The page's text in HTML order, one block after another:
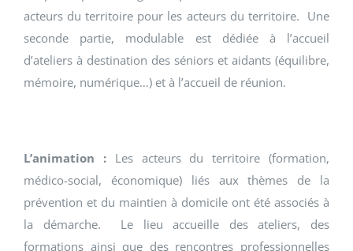
acteurs du territoire pour les acteurs du territoire. Une
seconde partie, modulable est dédiée à l’accueil
d’ateliers à destination des séniors et aidants (équilibre,
mémoire, numérique…) et à l’accueil de réunion.
L’animation :Les acteurs du territoire (formation,
médico-social, économique) liés aux thèmes de la
prévention et du maintien à domicile ont été associés à
la démarche. Le lieu accueille des ateliers, des
formations ainsi que des rencontres professionnelles